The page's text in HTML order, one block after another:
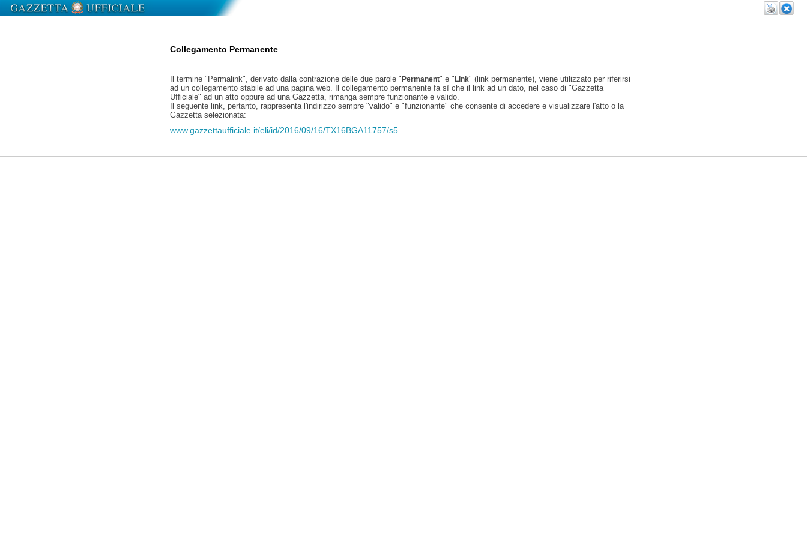
Collegamento Permanente
Il termine "Permalink", derivato dalla contrazione delle due parole "Permanent" e "Link" (link permanente), viene utilizzato per riferirsi
ad un collegamento stabile ad una pagina web. Il collegamento permanente fa sì che il link ad un dato, nel caso di "Gazzetta
Ufficiale" ad un atto oppure ad una Gazzetta, rimanga sempre funzionante e valido.
Il seguente link, pertanto, rappresenta l'indirizzo sempre "valido" e "funzionante" che consente di accedere e visualizzare l'atto o la
Gazzetta selezionata:
www.gazzettaufficiale.it/eli/id/2016/09/16/TX16BGA11757/s5